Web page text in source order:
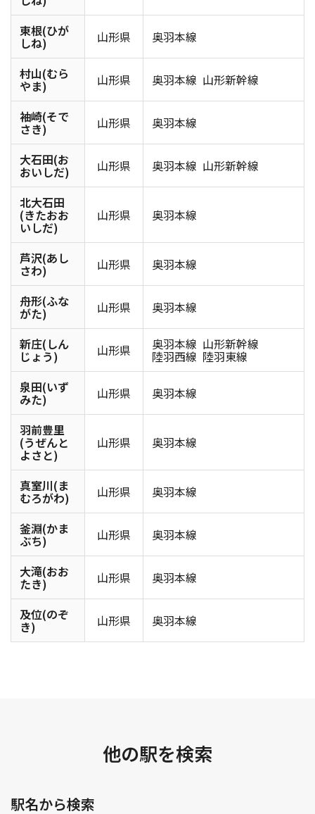
東根(ひが
しね) 山形県 奥羽本線
村山(むら
やま) 山形県 奥羽本線 山形新幹線
袖崎(そで
さき) 山形県 奥羽本線
大石田(お
おいしだ) 山形県 奥羽本線 山形新幹線
北大石田
(きたおお
いしだ)
山形県 奥羽本線
芦沢(あし
さわ) 山形県 奥羽本線
舟形(ふな
がた) 山形県 奥羽本線
新庄(しん
じょう) 山形県 奥羽本線 山形新幹線
陸羽西線 陸羽東線
泉田(いず
みた) 山形県 奥羽本線
羽前豊里
(うぜんと
よさと)
山形県 奥羽本線
真室川(ま
むろがわ) 山形県 奥羽本線
釜淵(かま
ぶち) 山形県 奥羽本線
大滝(おお
たき) 山形県 奥羽本線
及位(のぞ
き) 山形県 奥羽本線
他の駅を検索
駅名から検索